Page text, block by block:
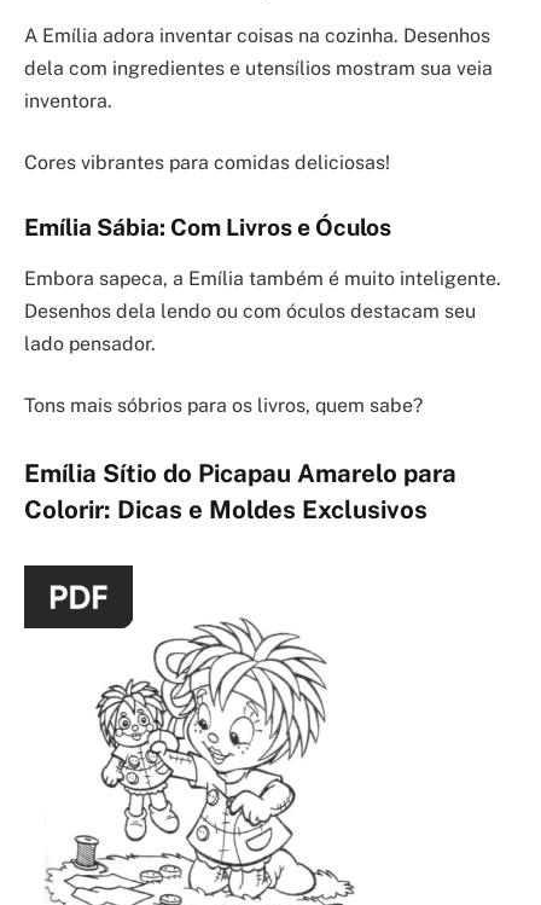
A Emília adora inventar coisas na cozinha. Desenhos
dela com ingredientes e utensílios mostram sua veia
inventora.
Cores vibrantes para comidas deliciosas!
Emília Sábia: Com Livros e Óculos
Embora sapeca, a Emília também é muito inteligente.
Desenhos dela lendo ou com óculos destacam seu
lado pensador.
Tons mais sóbrios para os livros, quem sabe?
Emília Sítio do Picapau Amarelo para
Colorir: Dicas e Moldes Exclusivos